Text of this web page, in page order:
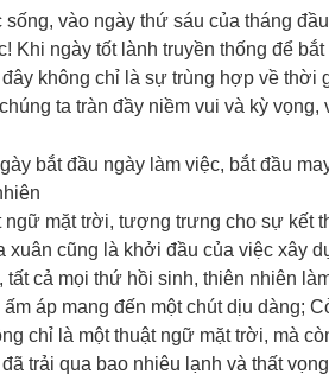
vào ngày thứ sáu của tháng
Khi ngày tốt lành truyền thống để
không chỉ là sự trùng hợp về thời
ta tràn đầy niềm vui và kỳ vọng,
mặt trời, tượng trưng cho sự kết
cũng là khởi đầu của việc xây
cả mọi thứ hồi sinh, thiên nhiên
áp mang đến một chút dịu dàng;
chỉ là một thuật ngữ mặt trời, mà
trải qua bao nhiêu lạnh và thất